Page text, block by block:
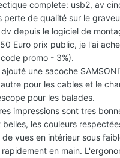
complete: usb2, av
perte de qualité sur le
depuis le logiciel de
Euro prix public, je l'ai
promo - 3%).
une sacoche
pour les cables et le
pour les balades.
impressions sont tres
belles, les couleurs
de vues en intérieur sous
en main.